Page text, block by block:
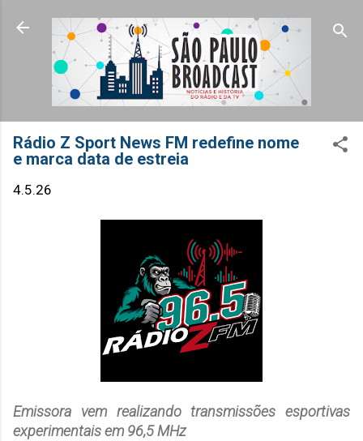
Pular para o conteúdo principal
Rádio Z Sport News FM redefine nome
e marca data de estreia
4.5.26
Emissora vem realizando transmissões esportivas
experimentaisem 96,5 MHz